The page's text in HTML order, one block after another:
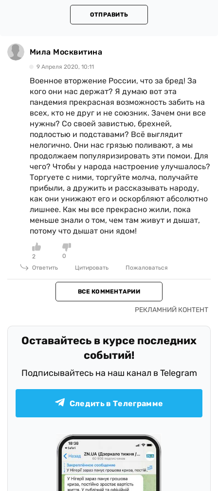
ОТПРАВИТЬ
Мила Москвитина
9 Апреля 2020, 10:11
Военное вторжение России, что за бред! За
кого они нас держат? Я думаю вот эта
пандемия прекрасная возможность забить на
всех, кто не друг и не союзник. Зачем они все
нужны? Со своей завистью, брехней,
подлостью и подставами? Всё выглядит
нелогично. Они нас грязью поливают, а мы
продолжаем популяризировать эти помои. Для
чего? Чтобы у народа настроение улучшалось?
Торгуете с ними, торгуйте молча, получайте
прибыли, а дружить и рассказывать народу,
как они унижают его и оскорбляют абсолютно
лишнее. Как мы все прекрасно жили, пока
меньше знали о том, чем там живут и дышат,
потому что дышат они ядом!
2
0
Ответить
Цитировать Пожаловаться
ВСЕ КОММЕНТАРИИ
Оставайтесь в курсе последних
событий!
Подписывайтесь на наш канал в Telegram
Следить в Телеграмме